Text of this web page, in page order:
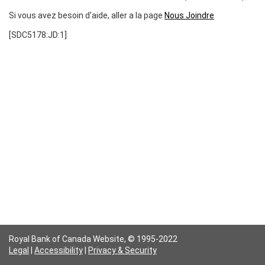
Si vous avez besoin d'aide, aller a la page Nous Joindre
[SDC5178:JD:1]
Royal Bank of Canada Website, © 1995-2022
Legal
Accessibility Privacy & Security